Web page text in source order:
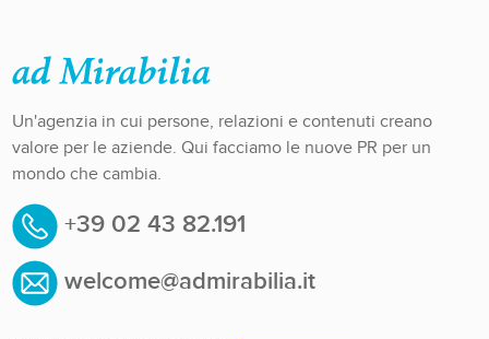
Un'agenzia in cui persone, relazioni e contenuti creano
valore per le aziende. Qui facciamo le nuove PR per un
mondo che cambia.
+39 02 43 82.191
welcome@admirabilia.it